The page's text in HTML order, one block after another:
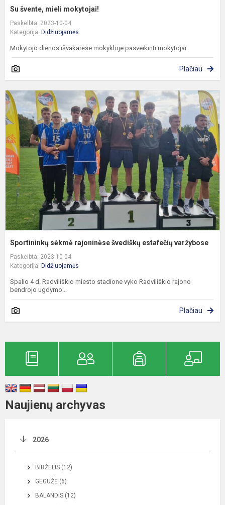
Su švente, mieli mokytojai!
Paskelbta: 2023-10-04
Kategorija: Didžiuojamės
Mokytojo dienos išvakarėse mokykloje pasveikinti mokytojai
Plačiau
Sportininkų sėkmė rajoninėse švediškų estafečių varžybose
Paskelbta: 2023-10-04
Kategorija: Didžiuojamės
Spalio 4 d. Radviliškio miesto stadione vyko Radviliškio rajono
bendrojo ugdymo...
Plačiau
Naujienų archyvas
2026
BIRŽELIS (12)
GEGUŽĖ (6)
BALANDIS (12)